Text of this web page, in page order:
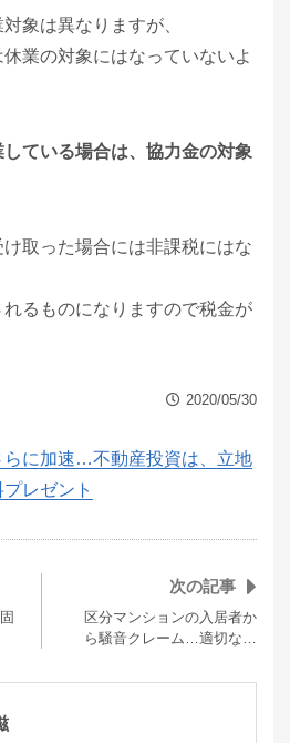
象は異なりますが、
業の対象にはなっていないよ
ている場合は、協力金の対象
取った場合には非課税にはな
るものになりますので税金が
2020/05/30
らに加速…不動産投資は、立地
レゼント
次の記事
区分マンションの入居者か
ら騒音クレーム…適切な…